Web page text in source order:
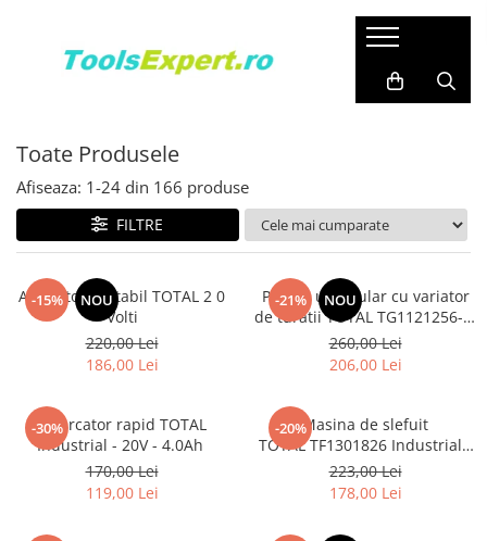
Produse
Toate Produsele
Afiseaza: 1-24 din 166 produse
FILTRE
-15% NOU
Aspirator portabil TOTAL 2 0
Volti
220,00 Lei
186,00 Lei
-21% NOU
Polizor unghiular cu variator
de turatii TOTAL TG1121256-3,
1010W, 125mm
260,00 Lei
206,00 Lei
-30%
Incarcator rapid TOTAL
Industrial - 20V - 4.0Ah
170,00 Lei
119,00 Lei
-20%Masina de slefuit
TOTAL TF1301826 Industrial -
320W, 14000 rpm
223,00 Lei
178,00 Lei